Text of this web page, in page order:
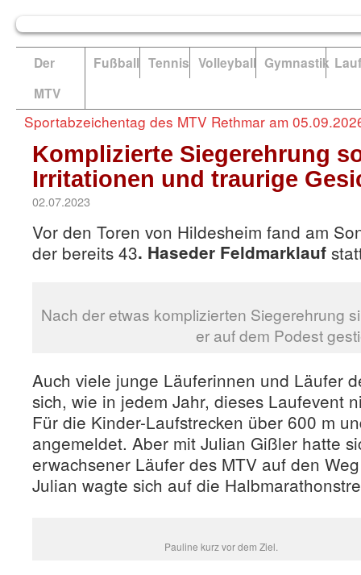
Der
MTV
Fußball Tennis Volleyball Gymnastik
Sportabzeichentag des MTV Rethmar am
Komplizierte Siegerehrung
Irritationen und traurige
02.07.2023
Vor den Toren von Hildesheim fand am
der bereits 43. Haseder Feldmarklauf
Nach der etwas komplizierten Siegerehrung
er auf dem Podest
Auch viele junge Läuferinnen und Läufer
sich, wie in jedem Jahr, dieses Laufevent
Für die Kinder-Laufstrecken über 600 m
angemeldet. Aber mit Julian Gißler hatte
erwachsener Läufer des MTV auf den
Julian wagte sich auf die
Pauline kurz vor dem Ziel.